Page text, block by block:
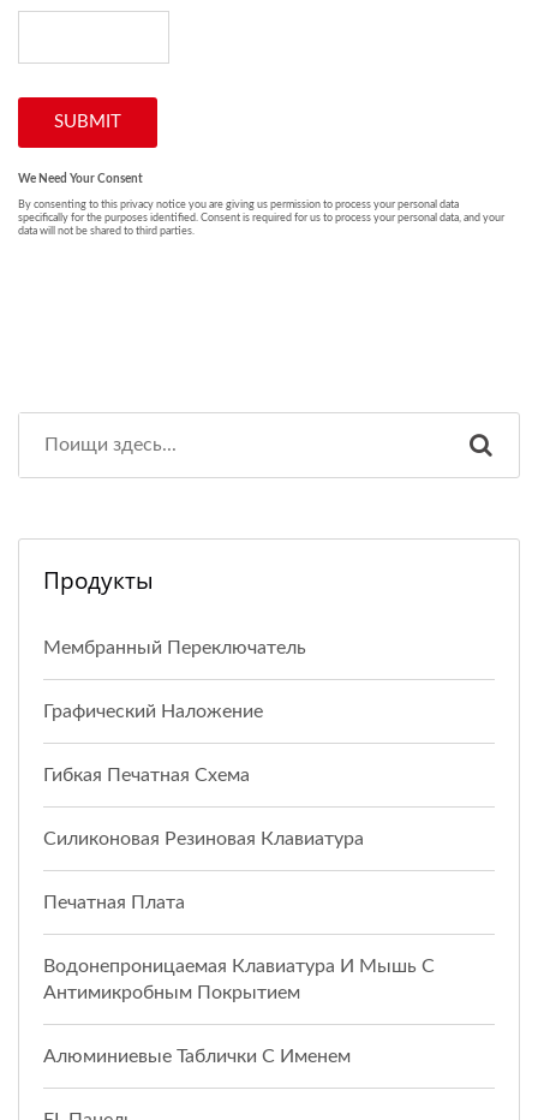
Продукты
Мембранный Переключатель
Графический Наложение
Гибкая Печатная Схема
Силиконовая Резиновая Клавиатура
Печатная Плата
Водонепроницаемая Клавиатура И Мышь С
Антимикробным Покрытием
Алюминиевые Таблички С Именем